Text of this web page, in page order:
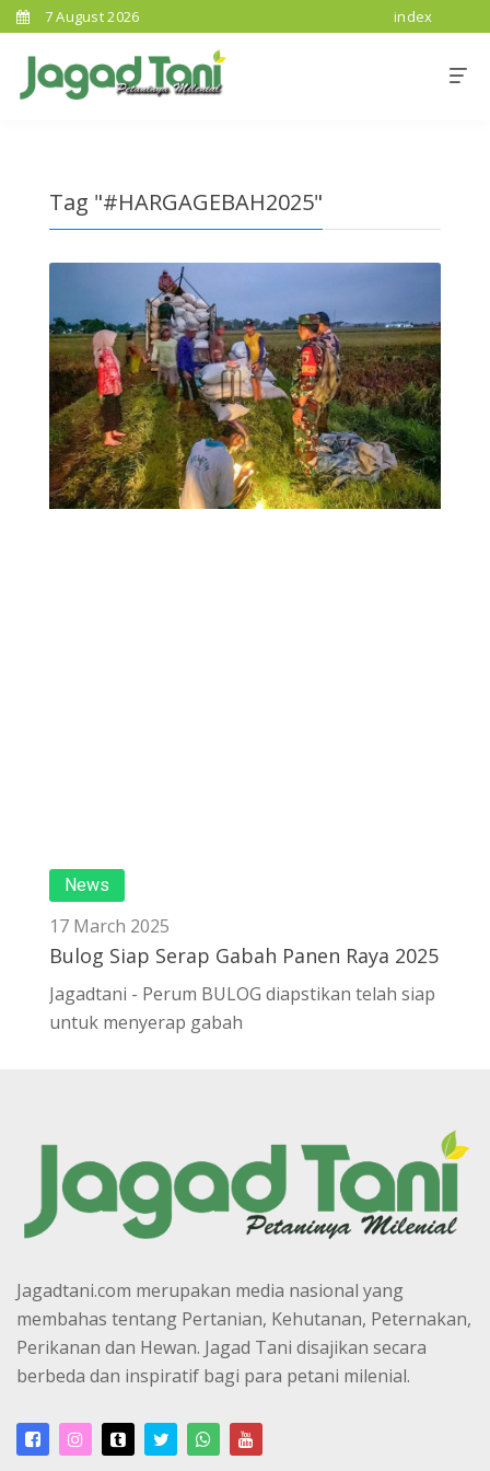
7 August 2026 index
Tag "#HARGAGEBAH2025"
News
17 March 2025
Bulog Siap Serap Gabah Panen Raya 2025
Jagadtani - Perum BULOG diapstikan telah siap
untuk menyerap gabah
Jagadtani.com merupakan media nasional yang
membahas tentang Pertanian, Kehutanan, Peternakan,
Perikanan dan Hewan. Jagad Tani disajikan secara
berbeda dan inspiratif bagi para petani milenial.